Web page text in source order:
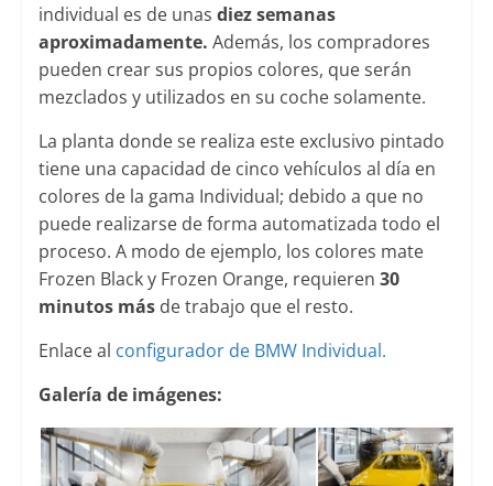
individual es de unas diez semanas
aproximadamente. Además, los compradores
pueden crear sus propios colores, que serán
mezclados y utilizados en su coche solamente.
La planta donde se realiza este exclusivo pintado
tiene una capacidad de cinco vehículos al día en
colores de la gama Individual; debido a que no
puede realizarse de forma automatizada todo el
proceso. A modo de ejemplo, los colores mate
Frozen Black y Frozen Orange, requieren 30
minutos másde trabajo que el resto.
Enlace al configurador de BMW Individual.
Galería de imágenes: